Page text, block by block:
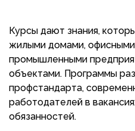
Курсы дают знания,
жилыми домами, офисными
промышленными
объектами. Программы
профстандарта,
работодателей в
обязанностей.